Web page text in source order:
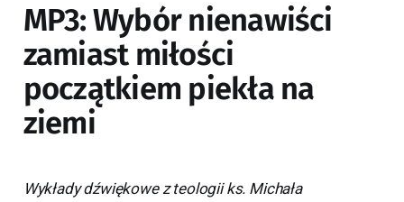
MP3: Wybór nienawiści
zamiast miłości
początkiem piekła na
ziemi
Wykłady dźwiękowe z teologii ks. Michała